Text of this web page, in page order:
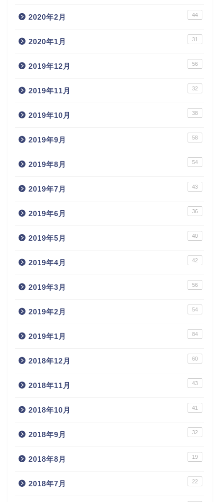
2020年2月 44
2020年1月 31
2019年12月 56
2019年11月 32
2019年10月 38
2019年9月 58
2019年8月 54
2019年7月 43
2019年6月 36
2019年5月 40
2019年4月 42
2019年3月 56
2019年2月 54
2019年1月 84
2018年12月 60
2018年11月 43
2018年10月 41
2018年9月 32
2018年8月 19
2018年7月 22